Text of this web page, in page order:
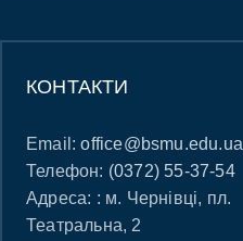
КОНТАКТИ
Email:office@bsmu.edu.ua
Телефон: (0372) 55-37-54
Адреса: : м. Чернівці, пл.
Театральна, 2